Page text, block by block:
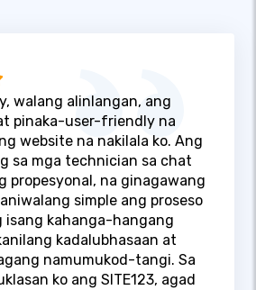
walang alinlangan, ang
pinaka-user-friendly na
website na nakilala ko. Ang
sa mga technician sa chat
propesyonal, na ginagawang
simple ang proseso
isang kahanga-hangang
kadalubhasaan at
namumukod-tangi. Sa
ko ang SITE123, agad